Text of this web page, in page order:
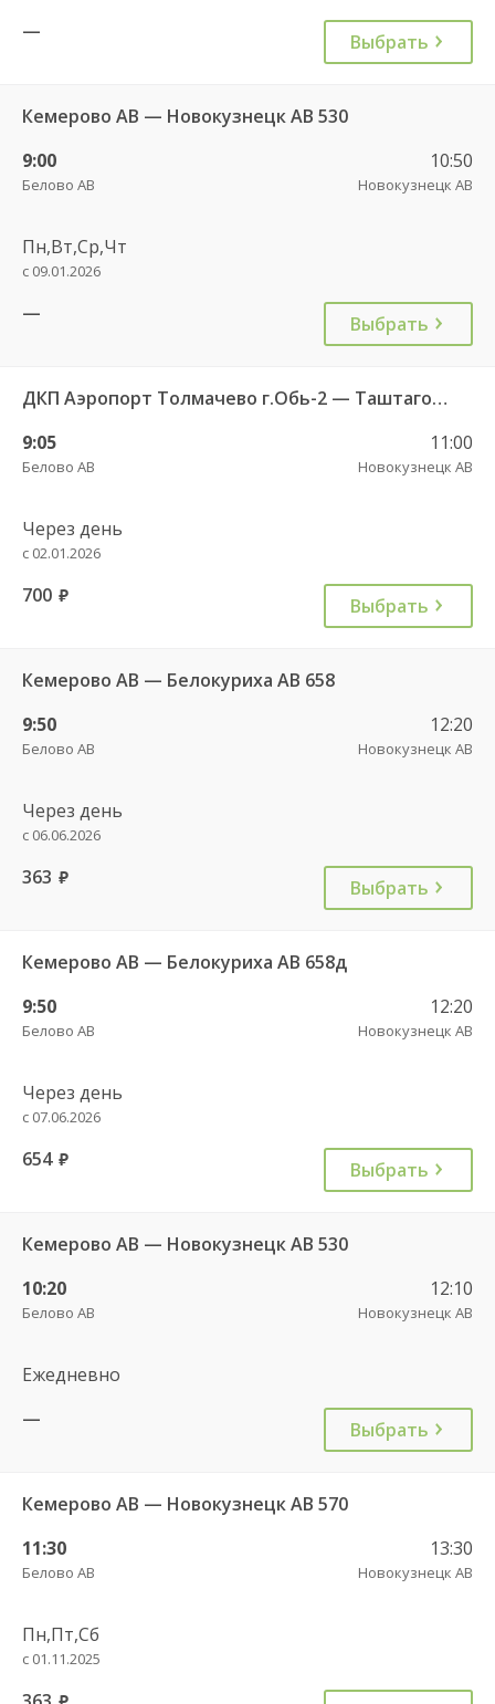
— Выбрать
Кемерово АВ — Новокузнецк АВ 530
9:00
Белово АВ
10:50
Новокузнецк АВ
Пн,Вт,Ср,Чт
с 09.01.2026
— Выбрать
ДКП Аэропорт Толмачево г.Обь-2 — Таштагол АВ 5650
9:05
Белово АВ
11:00
Новокузнецк АВ
Через день
с 02.01.2026
700 руб. Выбрать
Кемерово АВ — Белокуриха АВ 658
9:50
Белово АВ
12:20
Новокузнецк АВ
Через день
с 06.06.2026
363 руб. Выбрать
Кемерово АВ — Белокуриха АВ 658д
9:50
Белово АВ
12:20
Новокузнецк АВ
Через день
с 07.06.2026
654 руб. Выбрать
Кемерово АВ — Новокузнецк АВ 530
10:20
Белово АВ
12:10
Новокузнецк АВ
Ежедневно
—
Выбрать
Кемерово АВ — Новокузнецк АВ 570
11:30
Белово АВ
13:30
Новокузнецк АВ
Пн,Пт,Сб
с 01.11.2025